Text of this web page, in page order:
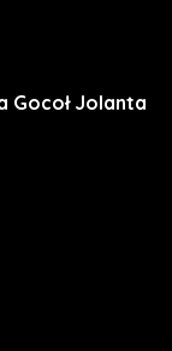
Gocoł Jolanta